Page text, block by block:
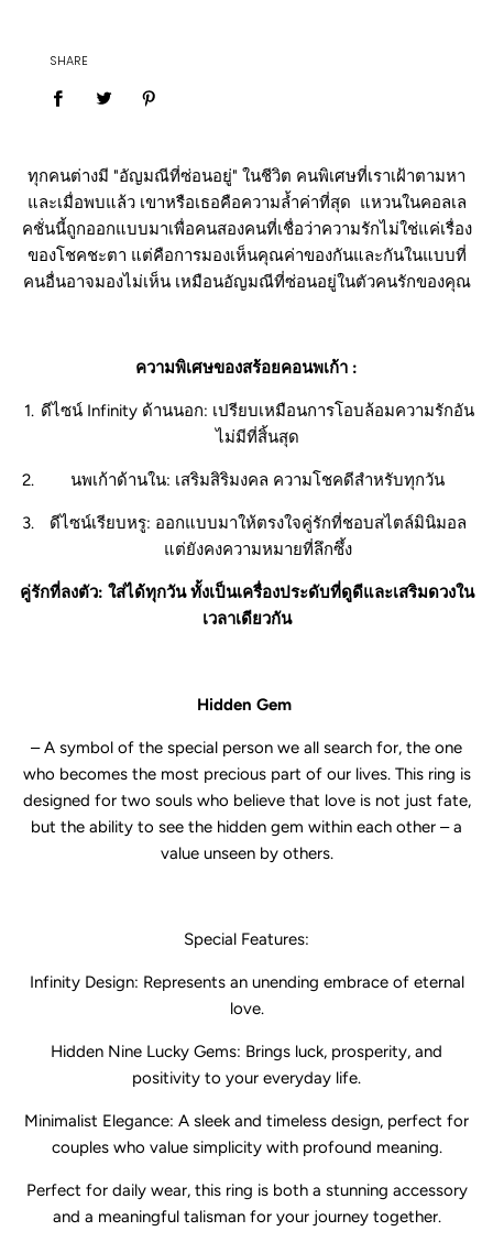
SHARE
ทุกคนต่างมี "อัญมณีที่ซ่อนอยู่" ในชีวิต คนพิเศษที่เราเฝ้าตามหา
และเมื่อพบแล้ว เขาหรือเธอคือความล้ำค่าที่สุด แหวนในคอลเล
คชั่นนี้ถูกออกแบบมาเพื่อคนสองคนที่เชื่อว่าความรักไม่ใช่แค่เรื่อง
ของโชคชะตา แต่คือการมองเห็นคุณค่าของกันและกันในแบบที่
คนอื่นอาจมองไม่เห็น เหมือนอัญมณีที่ซ่อนอยู่ในตัวคนรักของคุณ
ความพิเศษของสร้อยคอนพเก้า :
ดีไซน์ Infinity ด้านนอก: เปรียบเหมือนการโอบล้อมความรักอัน
ไม่มีที่สิ้นสุด
นพเก้าด้านใน: เสริมสิริมงคล ความโชคดีสำหรับทุกวัน
ดีไซน์เรียบหรู: ออกแบบมาให้ตรงใจคู่รักที่ชอบสไตล์มินิมอล
แต่ยังคงความหมายที่ลึกซึ้ง
คู่รักที่ลงตัว: ใส่ได้ทุกวัน ทั้งเป็นเครื่องประดับที่ดูดีและเสริมดวงใน
เวลาเดียวกัน
Hidden Gem
– A symbol of the special person we all search for, the one
who becomes the most precious part of our lives. This ring is
designed for two souls who believe that love is not just fate,
but the ability to see the hidden gem within each other – a
value unseen by others.
Special Features:
Infinity Design: Represents an unending embrace of eternal
love.
Hidden Nine Lucky Gems: Brings luck, prosperity, and
positivity to your everyday life.
Minimalist Elegance: A sleek and timeless design, perfect for
couples who value simplicity with profound meaning.
Perfect for daily wear, this ring is both a stunning accessory
and a meaningful talisman for your journey together.